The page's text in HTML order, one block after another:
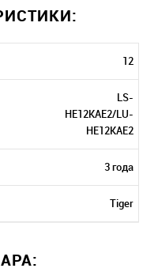
12
LS-
HE12KAE2/LU-
HE12KAE2
3 года
Tiger